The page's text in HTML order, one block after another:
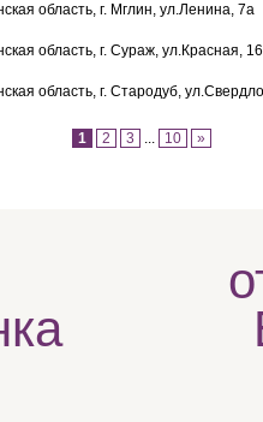
область, г. Мглин, ул.Ленина, 7а
область, г. Сураж, ул.Красная, 16
область, г. Стародуб,
1 2 3 ... 10 »